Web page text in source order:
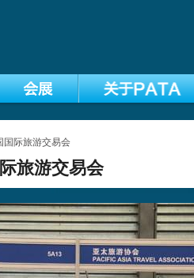
国际旅游交易会
旅游交易会